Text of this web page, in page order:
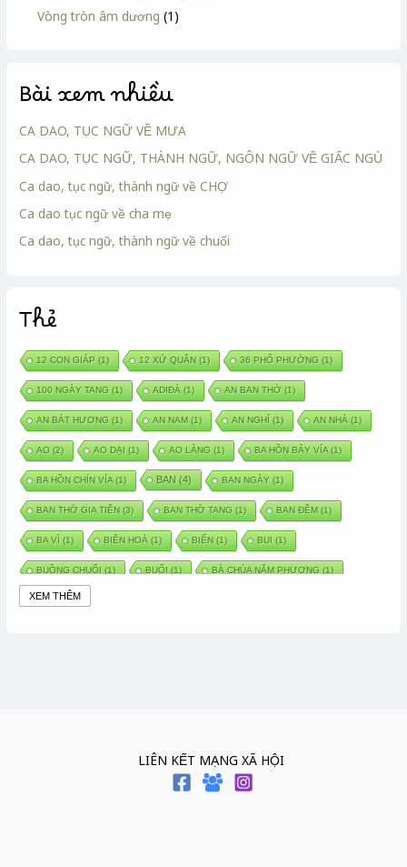
Vòng tròn âm dương (1)
Bài xem nhiều
CA DAO, TỤC NGỮ VỀ MƯA
CA DAO, TỤC NGỮ, THÀNH NGỮ, NGÔN NGỮ VỀ GIẤC NGỦ
Ca dao, tục ngữ, thành ngữ về CHỢ
Ca dao tục ngữ về cha mẹ
Ca dao, tục ngữ, thành ngữ về chuối
Thẻ
12 CON GIÁP (1) 12 XỨ QUÂN (1) 36 PHỐ PHƯỜNG (1)
100 NGÀY TANG (1) ADIĐÀ (1) AN BAN THỜ(1)
AN BÁT HƯƠNG (1) AN NAM(1) AN NGHỈ (1) AN NHÀ (1)
AO (2) AO DẠI (1) AO LÀNG (1) BA HỒN BẢY VÍA(1)
BA HỒN CHÍN VÍA(1) BAN (4) BAN NGÀY (1)
BAN THỜ GIA TIÊN (3) BAN THỜ TANG (1) BAN ĐÊM(1)
BA VÌ (1) BIÊN HOÀ (1) BIỂN (1) BUI (1)
BUỒNG CHUỐI (1) BUỔI (1) BÀ CHÚA NĂM PHƯƠNG (1)
BÀ CHÚA THÀNH ĐÔNG
BÁNH CHƯNG BÁNH DẦY
BÁNH TRÁNG (1) BÁNH TRÔI BÁNH CHAY
XEM THÊM
LIÊN KẾT MẠNG XÃ HỘI